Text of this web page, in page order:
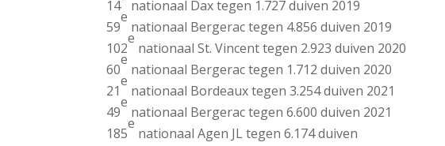
14
nationaal Dax tegen 1.727 duiven 2019
59
e
nationaal Bergerac tegen 4.856 duiven 2019
102
e
nationaal St. Vincent tegen 2.923 duiven 2020
60
e
nationaal Bergerac tegen 1.712 duiven 2020
21
e
nationaal Bordeaux tegen 3.254 duiven 2021
49
e
nationaal Bergerac tegen 6.600 duiven 2021
185
e
nationaal Agen JL tegen 6.174 duiven